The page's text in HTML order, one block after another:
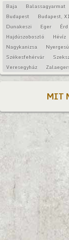
Baja Balassagyarmat
Budapest
Budapest,
Dunakeszi
Eger Érd
Hajdúszoboszló
Hévíz
Nagykanizsa
Székesfehérvár
Veresegyház
MIT